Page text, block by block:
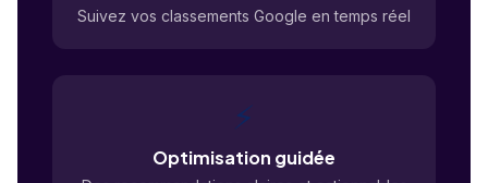
Suivez vos classements Google en temps réel
⚡
Optimisation guidée